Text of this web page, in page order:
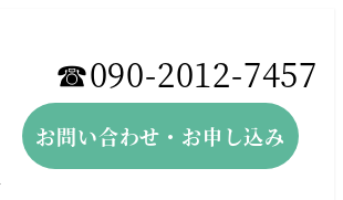
☎︎090-2012-7457
お問い合わせ・お申し込み